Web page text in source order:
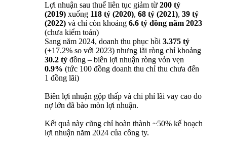
Lợi nhuận sau thuế liên tục giảm từ 200 tỷ
(2019) xuống 118 tỷ (2020), 68 tỷ (2021), 39 tỷ
(2022) và chỉ còn khoảng 6.6 tỷ đồng năm 2023
(chưa kiểm toán)
Sang năm 2024, doanh thu phục hồi 3.375 tỷ
(+17.2% so với 2023) nhưng lãi ròng chỉ khoảng
30.2 tỷ đồng – biên lợi nhuận ròng vỏn vẹn
0.9% (tức 100 đồng doanh thu chỉ thu chưa đến
1 đồng lãi)
Biên lợi nhuận gộp thấp và chi phí lãi vay cao do
nợ lớn đã bào mòn lợi nhuận.
Kết quả này cũng chỉ hoàn thành ~50% kế hoạch
lợi nhuận năm 2024 của công ty.